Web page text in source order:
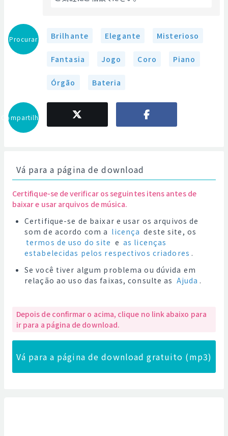
Procurar Brilhante Elegante Misterioso
Fantasia Jogo Coro Piano
Órgão Bateria
Compartilhar
Vá para a página de download
Certifique-se de verificar os seguintes itens antes de
baixar e usar arquivos de música.
Certifique-se de baixar e usar os arquivos de
som de acordo com a licença deste site, os
termos de uso do site e as licenças
estabelecidas pelos respectivos criadores .
Se você tiver algum problema ou dúvida em
relação ao uso das faixas, consulte as Ajuda .
Depois de confirmar o acima, clique no link abaixo para
ir para a página de download.
Vá para a página de download gratuito (mp3)